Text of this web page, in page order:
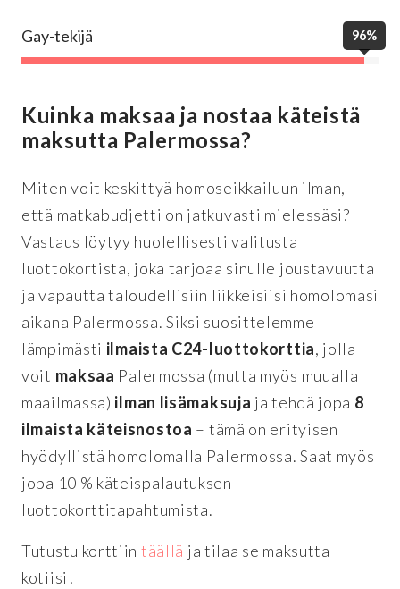
Gay-tekijä 96%
Kuinka maksaa ja nostaa käteistä
maksutta Palermossa?
Miten voit keskittyä homoseikkailuun ilman,
että matkabudjetti on jatkuvasti mielessäsi?
Vastaus löytyy huolellisesti valitusta
luottokortista, joka tarjoaa sinulle joustavuutta
ja vapautta taloudellisiin liikkeisiisi homolomasi
aikana Palermossa. Siksi suosittelemme
lämpimästi ilmaista C24-luottokorttia, jolla
voit maksaa Palermossa (mutta myös muualla
maailmassa) ilman lisämaksuja ja tehdä jopa 8
ilmaista käteisnostoa – tämä on erityisen
hyödyllistä homolomalla Palermossa. Saat myös
jopa 10 % käteispalautuksen
luottokorttitapahtumista.
Tutustu korttiin täällä ja tilaa se maksutta
kotiisi!